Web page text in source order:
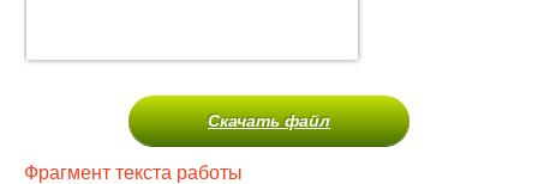
Скачать файл
Фрагмент текста работы